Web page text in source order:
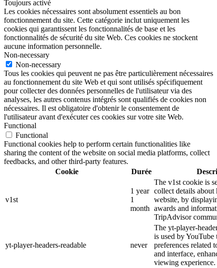
Toujours activé
Les cookies nécessaires sont absolument essentiels au bon
fonctionnement du site. Cette catégorie inclut uniquement les
cookies qui garantissent les fonctionnalités de base et les
fonctionnalités de sécurité du site Web. Ces cookies ne stockent
aucune information personnelle.
Non-necessary
Non-necessary
Tous les cookies qui peuvent ne pas être particulièrement nécessaires
au fonctionnement du site Web et qui sont utilisés spécifiquement
pour collecter des données personnelles de l'utilisateur via des
analyses, les autres contenus intégrés sont qualifiés de cookies non
nécessaires. Il est obligatoire d'obtenir le consentement de
l'utilisateur avant d'exécuter ces cookies sur votre site Web.
Functional
Functional
Functional cookies help to perform certain functionalities like
sharing the content of the website on social media platforms, collect
feedbacks, and other third-party features.
Cookie
Durée
v1st
1 year
1
month
The v1st cookie is
collect details
website, by
awards and
TripAdvisor
yt-player-headers-readable never
The yt-player-
is used by YouTube
preferences related
and interface,
viewing experience.